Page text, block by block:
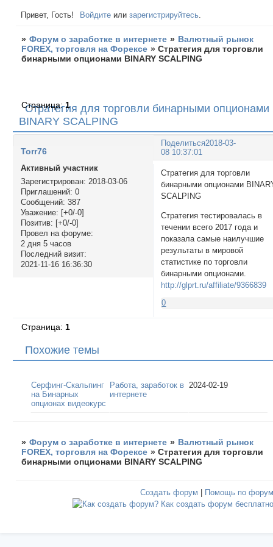
Привет, Гость! Войдите илизарегистрируйтесь
» Форум о заработке в интернете » Валютный рынок
FOREX, торговля на Форексе »Стратегия для торговли
бинарными опционами BINARY SCALPING
Стратегия для торговли бинарными опционами
BINARY SCALPING
Страница:1
Поделиться2018-03-
08 10:37:01
Torr76
Активный участник
Зарегистрирован: 2018-03-06
Приглашений: 0
Сообщений: 387
Уважение: [+0/-0]
Позитив: [+0/-0]
Провел на форуме:
2 дня 5 часов
Последний визит:
2021-11-16 16:36:30
Стратегия для торговли
бинарными опционами
SCALPING
Стратегия тестировалась в
течении всего 2017 года и
показала самые наилучшие
результаты в мировой
статистике по торговли
бинарными опционами.
http://glprt.ru/affiliate/9366839
0
Страница: 1
Похожие темы
Серфинг-Скальпинг
на Бинарных
опционах видеокурс
Работа, заработок в
интернете
2024-02-19
» Форум о заработке в интернете » Валютный рынок
FOREX, торговля на Форексе »Стратегия для торговли
бинарными опционами BINARY SCALPING
Создать форум Помощь по